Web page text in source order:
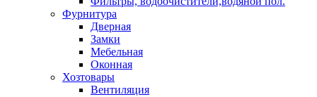
Фурнитура
Дверная
Замки
Мебельная
Оконная
Хозтовары
Вентиляция